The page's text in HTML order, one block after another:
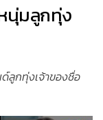
นุ่มลูกทุ่ง
กทุ่งเจ้าของชื่อ